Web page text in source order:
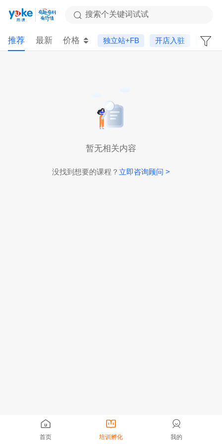
搜索个关键词试试
推荐 最新 价格 独立站+FB 开店入驻 精品
暂无相关内容
没找到想要的课程？ 立即咨询顾问 >
首页 培训孵化 我的